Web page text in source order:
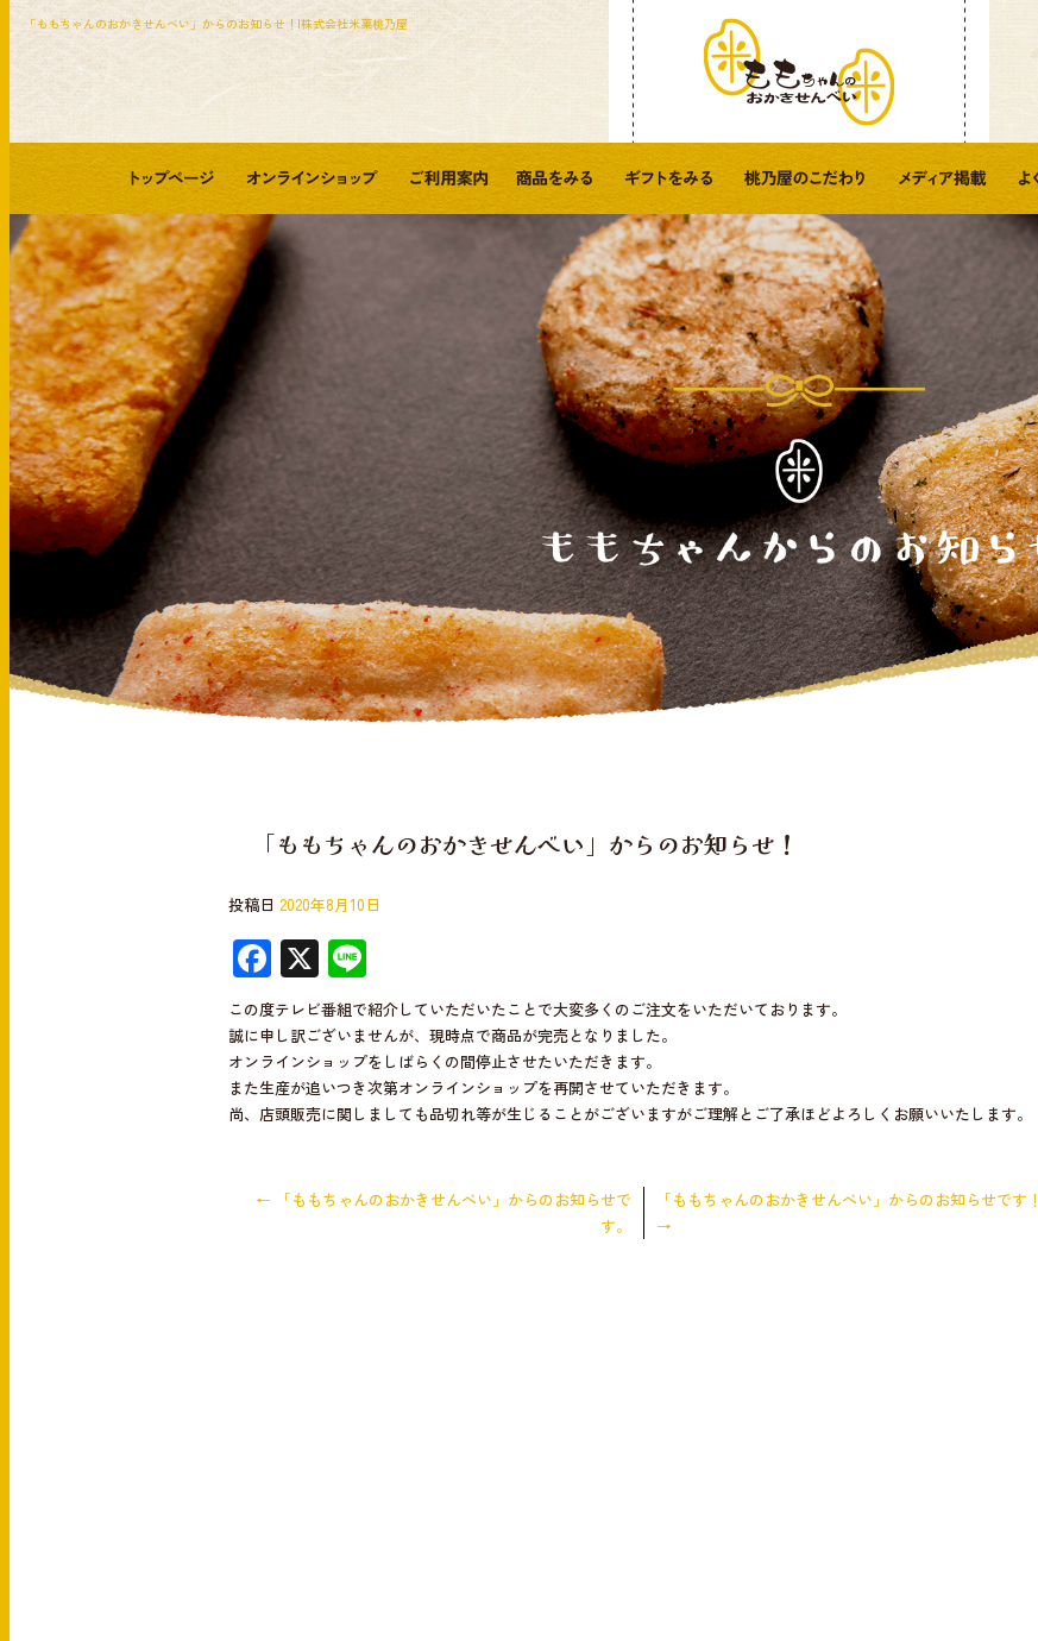
「ももちゃんのおかきせんべい」からのお知らせ！|株式会社米菓桃乃屋
「ももちゃんのおかきせんべい」からのお知らせ！
投稿日 2020年8月10日
F
ac
e
b
o
k
X
n
e
この度テレビ番組で紹介していただいたことで大変多くのご注文をいただいております。
誠に申し訳ございませんが、現時点で商品が完売となりました。
オンラインショップをしばらくの間停止させたいただきます。
また生産が追いつき次第オンラインショップを再開させていただきます。
尚、店頭販売に関しましても品切れ等が生じることがございますがご理解とご了承ほどよろしくお願いいたします。
← 「ももちゃんのおかきせんべい」からのお知らせで
す。
「ももちゃんのおかきせんべい」からのお知らせです！
→